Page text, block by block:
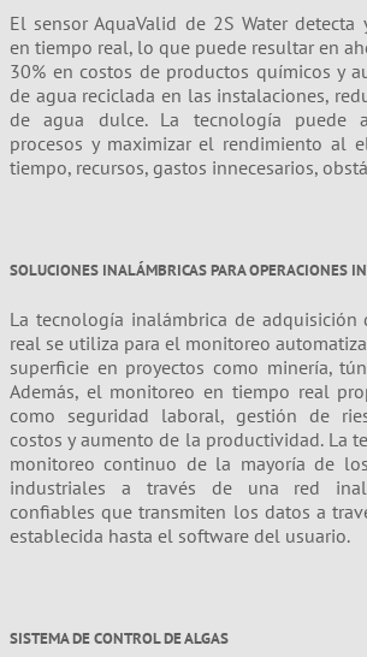
El sensor AquaValid de 2S Water detecta
en tiempo real, lo que puede resultar en
30% en costos de productos químicos y
de agua reciclada en las instalaciones,
de agua dulce. La tecnología puede
procesos y maximizar el rendimiento al
tiempo, recursos, gastos innecesarios,
SOLUCIONES INALÁMBRICAS PARA OPERACIONES
La tecnología inalámbrica de adquisición
real se utiliza para el monitoreo
superficie en proyectos como minería,
Además, el monitoreo en tiempo real
como seguridad laboral, gestión de
costos y aumento de la productividad. La
monitoreo continuo de la mayoría de
industriales a través de una red
confiables que transmiten los datos a
establecida hasta el software del usuario.
SISTEMA DE CONTROL DE ALGAS